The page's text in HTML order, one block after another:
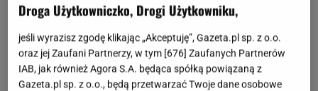
Droga Użytkowniczko, Drogi Użytkowniku,
jeśli wyrazisz zgodę klikając „Akceptuję”, Gazeta.pl sp. z o.o.
oraz jej Zaufani Partnerzy, w tym [676] Zaufanych Partnerów
IAB, jak również Agora S.A. będąca spółką powiązaną z
Gazeta.pl sp. z o.o., będą przetwarzać Twoje dane osobowe